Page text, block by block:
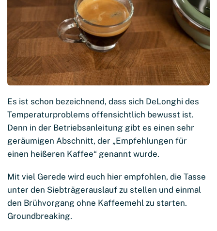
Es ist schon bezeichnend, dass sich DeLonghi des
Temperaturproblems offensichtlich bewusst ist.
Denn in der Betriebsanleitung gibt es einen sehr
geräumigen Abschnitt, der „Empfehlungen für
einen heißeren Kaffee“ genannt wurde.
Mit viel Gerede wird euch hier empfohlen, die Tasse
unter den Siebträgerauslauf zu stellen und einmal
den Brühvorgang ohne Kaffeemehl zu starten.
Groundbreaking.